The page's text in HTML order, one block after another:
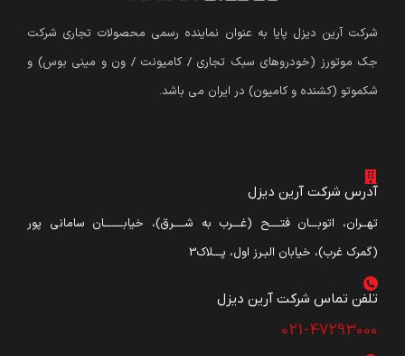
شرکت آرین دیزل پایا به عنوان نماینده رسمی محصولات تجاری شرکت
جک موتورز (خودروهای سبک تجاری / کامیونت / ون و مینی بوس) و
شکموتو (کشنده و کامیون) در ایران می باشد.
آدرس شرکت آرین دیزل
تهــران، اتوبـــان فتــــح (غـــرب به شــــرق)، خیابـــــــان سامانی پور
(گمرک غرب)، خیابان البـرز اول، پـــلاک3
تلفن تماس شرکت آرین دیزل​
021-47293000